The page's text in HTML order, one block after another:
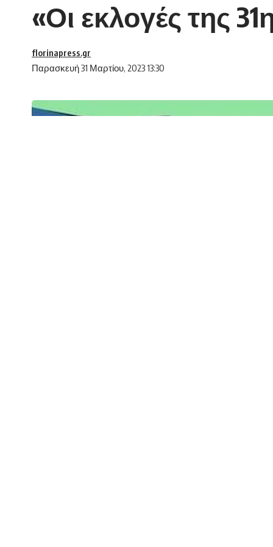
«Οι εκλογές της
Παρασκευή 31 Μαρτίου, 2023 13:30
florinapress.gr